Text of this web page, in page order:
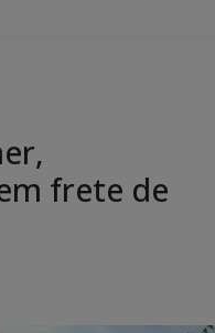
frete de